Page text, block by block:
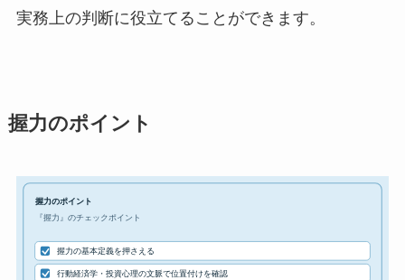
実務上の判断に役立てることができます。
握力のポイント
握力のポイント
『握力』のチェックポイント
握力の基本定義を押さえる
行動経済学・投資心理の文脈で位置付けを確認